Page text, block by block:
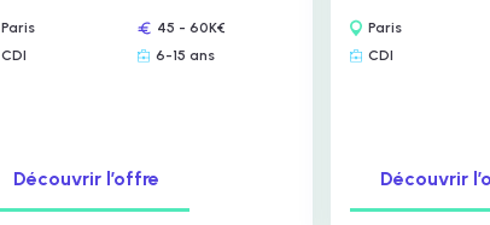
Paris
45 - 60K€
CDI
6-15 ans
Découvrir l’offre
Paris
CDI
Découvrir